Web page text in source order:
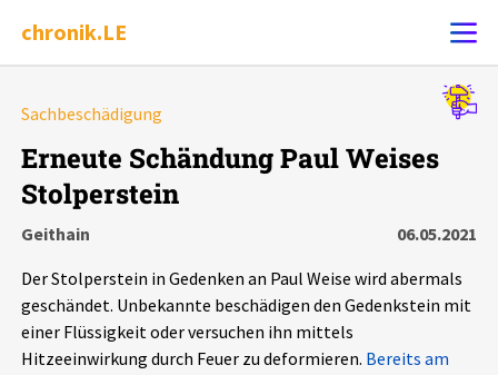
chronik.LE
Chronik
Leipziger Zustände
Sachbeschädigung
Erneute Schändung Paul Weises
Stolperstein
Geithain
06.05.2021
Der Stolperstein in Gedenken an Paul Weise wird abermals
geschändet. Unbekannte beschädigen den Gedenkstein mit
einer Flüssigkeit oder versuchen ihn mittels
Hitzeeinwirkung durch Feuer zu deformieren. Bereits am
Alle Ereignisse
Ereignisse
Ereignisse